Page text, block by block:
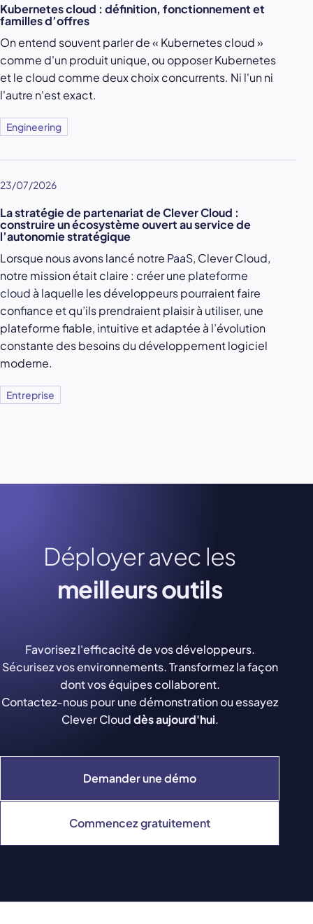
Kubernetes cloud : définition, fonctionnement et
familles d’offres
On entend souvent parler de « Kubernetes cloud »
comme d'un produit unique, ou opposer Kubernetes
et le cloud comme deux choix concurrents. Ni l'un ni
l'autre n'est exact.
Engineering
23/07/2026
La stratégie de partenariat de Clever Cloud :
construire un écosystème ouvert au service de
l’autonomie stratégique
Lorsque nous avons lancé notre PaaS, Clever Cloud,
notre mission était claire : créer une plateforme
cloud à laquelle les développeurs pourraient faire
confiance et qu’ils prendraient plaisir à utiliser, une
plateforme fiable, intuitive et adaptée à l’évolution
constante des besoins du développement logiciel
moderne.
Entreprise
Déployer avec les
meilleurs outils
Demander une démo
Commencez gratuitement
Favorisez l'efficacité de vos développeurs.
Sécurisez vos environnements. Transformez la façon
dont vos équipes collaborent.
Contactez-nous pour une démonstration ou essayez
Clever Clouddès aujourd'hui.